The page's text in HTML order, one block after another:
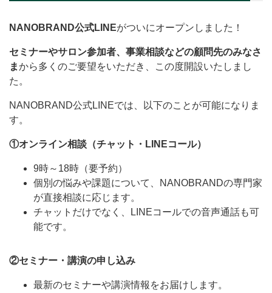
NANOBRAND公式LINEがついにオープンしました！
セミナーやサロン参加者、事業相談などの顧問先のみなさ
まから多くのご要望をいただき、この度開設いたしまし
た。
NANOBRAND公式LINEでは、以下のことが可能になりま
す。
①オンライン相談（チャット・LINEコール）
9時～18時（要予約）
個別の悩みや課題について、NANOBRANDの専門家
が直接相談に応じます。
チャットだけでなく、LINEコールでの音声通話も可
能です。
②セミナー・講演の申し込み
最新のセミナーや講演情報をお届けします。